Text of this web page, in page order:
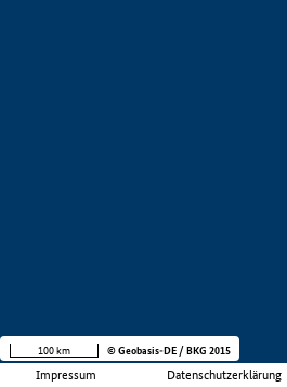
Impressum Datenschutzerklärung
100 km © Geobasis-DE / BKG 2015